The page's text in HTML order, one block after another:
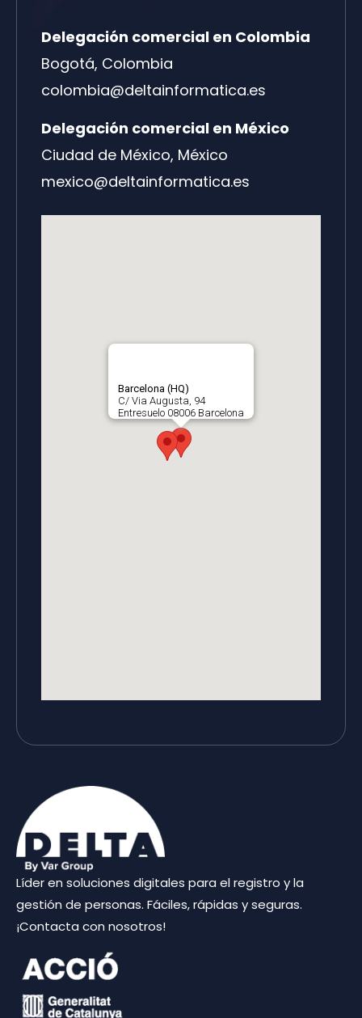
Delegación comercial en Colombia
Bogotá, Colombia
colombia@deltainformatica.es
Delegación comercial en México
Ciudad de México, México
mexico@deltainformatica.es
Barcelona (HQ)
C/ Via Augusta, 94
Entresuelo 08006 Barcelona
Líder en soluciones digitales para el registro y la
gestión de personas. Fáciles, rápidas y seguras.
¡Contacta con nosotros!